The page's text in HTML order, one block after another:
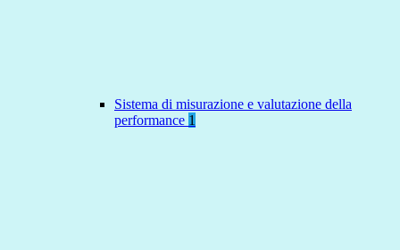
Sistema di misurazione e valutazione della
performance 1